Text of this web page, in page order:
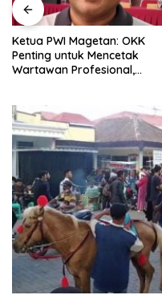
Ketua PWI Magetan: OKK
Penting untuk Mencetak
Wartawan Profesional,